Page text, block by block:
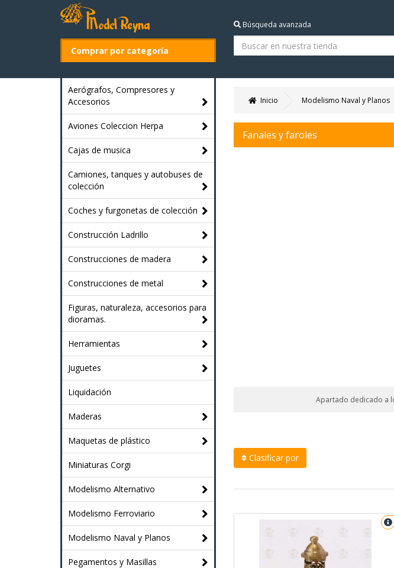
Comprar por categoría
Búsqueda avanzada
Aerógrafos, Compresores y
Accesorios
Aviones Coleccion Herpa
Cajas de musica
Camiones, tanques y autobuses de
colección
Coches y furgonetas de colección
Construcción Ladrillo
Construcciones de madera
Construcciones de metal
Figuras, naturaleza, accesorios para
dioramas.
Herramientas
Juguetes
Liquidación
Maderas
Maquetas de plástico
Miniaturas Corgi
Modelismo Alternativo
Modelismo Ferroviario
Modelismo Naval y Planos
Pegamentos y Masillas
Inicio Modelismo Naval y Planos
Fanales y faroles
Apartado dedicado a
Clasificar por